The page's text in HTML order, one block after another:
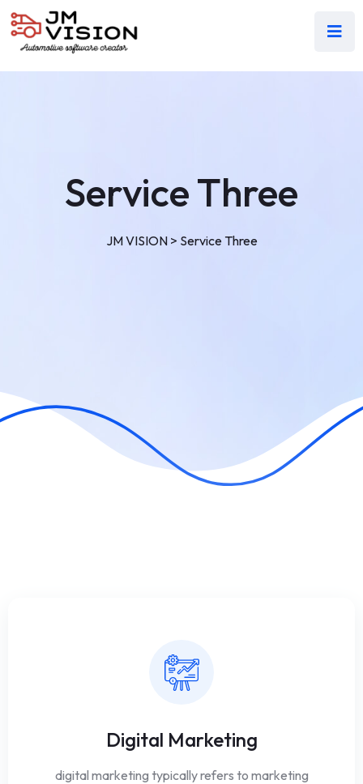
Service Three
JM VISION> Service Three
Digital Marketing
digital marketing typically refers to marketing